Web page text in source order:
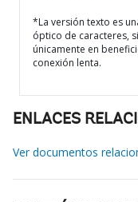
*La versión texto es
óptico de caracteres,
únicamente en
conexión lenta.
ENLACES
Ver documentos